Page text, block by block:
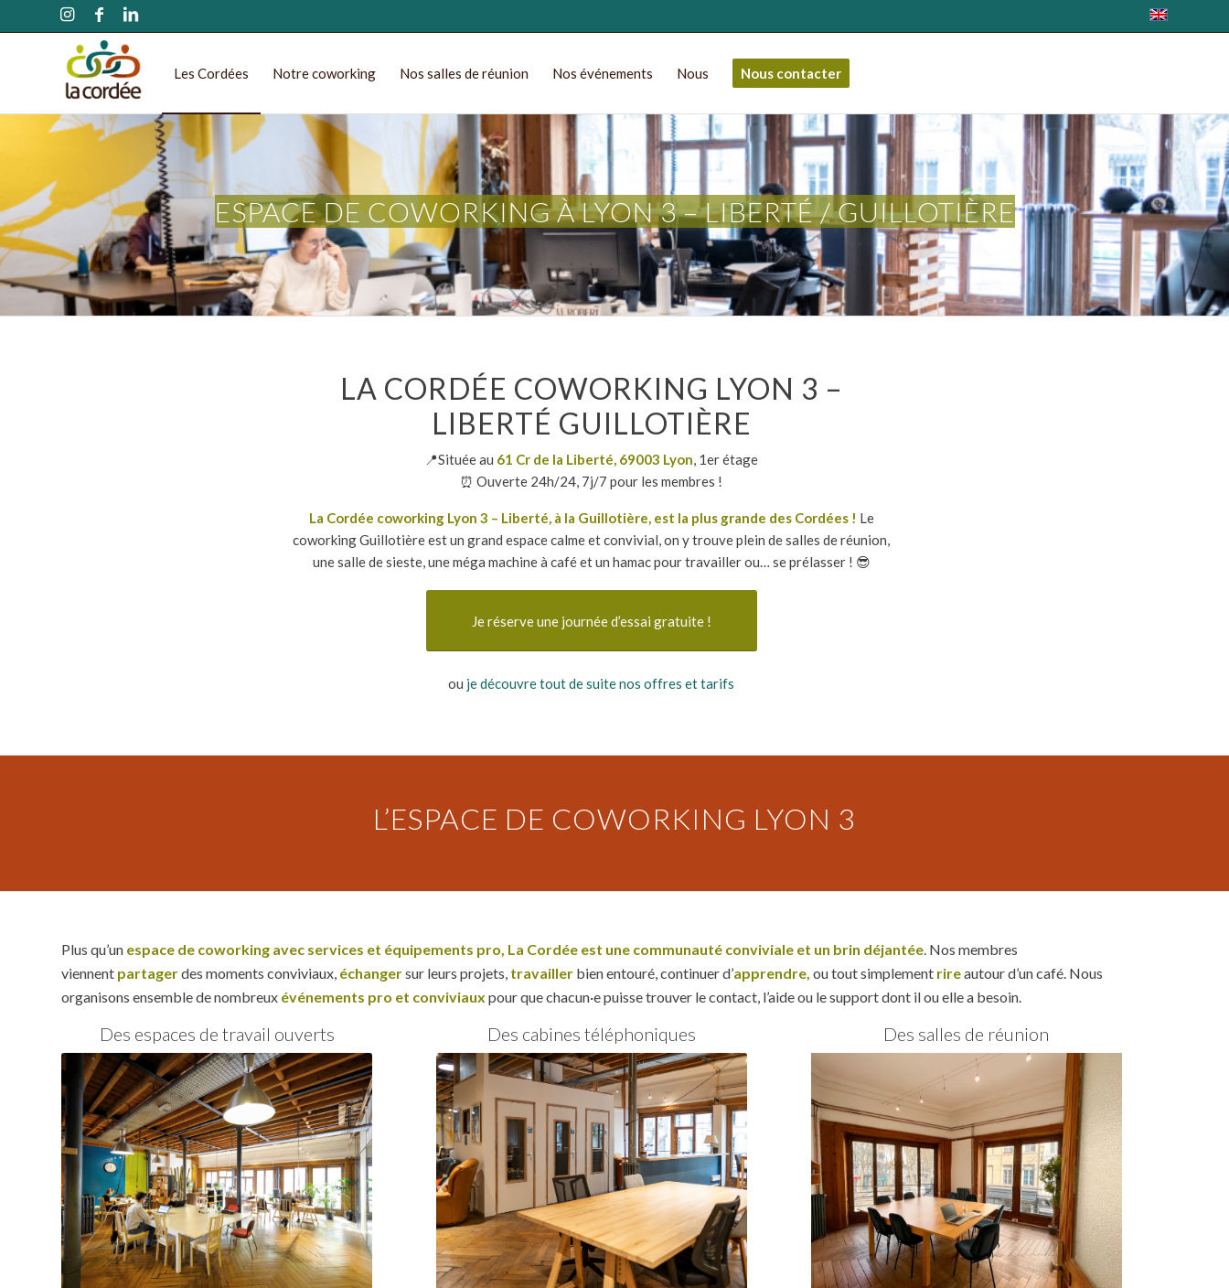
Les Cordées Notre coworking Nos salles de réunion Nos événements Nous Nous contacter
ESPACE DE COWORKING À LYON 3 – LIBERTÉ / GUILLOTIÈRE
LA CORDÉE COWORKING LYON 3 –
LIBERTÉ GUILLOTIÈRE
📍Située au 61 Cr de la Liberté, 69003 Lyon, 1er étage
⏰ Ouverte 24h/24, 7j/7 pour les membres !
La Cordée coworking Lyon 3 – Liberté, à la Guillotière, est la plus grande des Cordées ! Le
coworking Guillotière est un grand espace calme et convivial, on y trouve plein de salles de réunion,
une salle de sieste, une méga machine à café et un hamac pour travailler ou… se prélasser ! 😎
Je réserve une journée d’essai gratuite !
ou je découvre tout de suite nos offres et tarifs
L’ESPACE DE COWORKING LYON 3
Plus qu’un espace de coworking avec services et équipements pro, La Cordée est une communauté conviviale et un brin déjantée. Nos membres
viennent partagerdes moments conviviaux, échangersur leurs projets, travailler bien entouré, continuer d’apprendre, ou tout simplement rireautour d’un café. Nous
organisons ensemble de nombreux événements pro et conviviaux pour que chacun·e puisse trouver le contact, l’aide ou le support dont il ou elle a besoin.
Des espaces de travail ouverts Des cabines téléphoniques Des salles de réunion